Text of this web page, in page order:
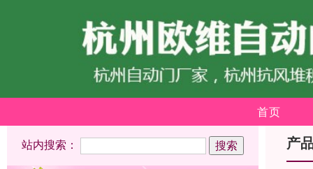
首页
站内搜索： 产